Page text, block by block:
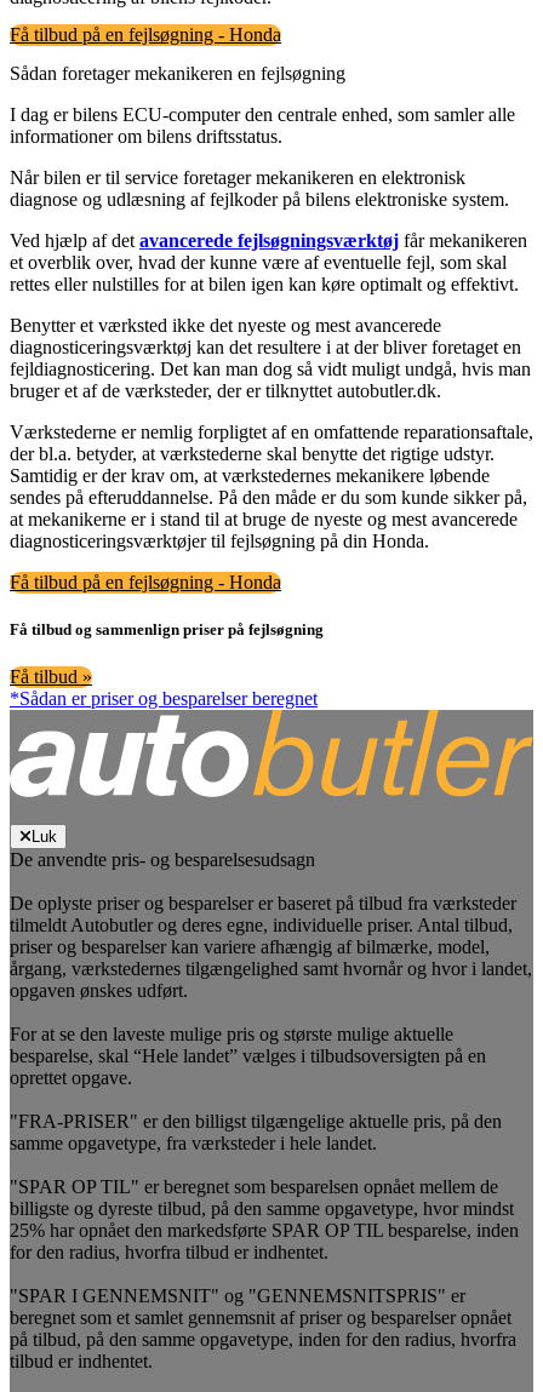
Få tilbud på en fejlsøgning - Honda
Sådan foretager mekanikeren en fejlsøgning
I dag er bilens ECU-computer den centrale enhed, som samler alle
informationer om bilens driftsstatus.
Når bilen er til service foretager mekanikeren en elektronisk
diagnose og udlæsning af fejlkoder på bilens elektroniske system.
Ved hjælp af det avancerede fejlsøgningsværktøj får mekanikeren
et overblik over, hvad der kunne være af eventuelle fejl, som skal
rettes eller nulstilles for at bilen igen kan køre optimalt og effektivt.
Benytter et værksted ikke det nyeste og mest avancerede
diagnosticeringsværktøj kan det resultere i at der bliver foretaget en
fejldiagnosticering. Det kan man dog så vidt muligt undgå, hvis man
bruger et af de værksteder, der er tilknyttet autobutler.dk.
Værkstederne er nemlig forpligtet af en omfattende reparationsaftale,
der bl.a. betyder, at værkstederne skal benytte det rigtige udstyr.
Samtidig er der krav om, at værkstedernes mekanikere løbende
sendes på efteruddannelse. På den måde er du som kunde sikker på,
at mekanikerne er i stand til at bruge de nyeste og mest avancerede
diagnosticeringsværktøjer til fejlsøgning på din Honda.
Få tilbud på en fejlsøgning - Honda
Få tilbud og sammenlign priser på fejlsøgning
Få tilbud »
*Sådan er priser og besparelser beregnet
Luk
De anvendte pris- og besparelsesudsagn
De oplyste priser og besparelser er baseret på tilbud fra værksteder
tilmeldt Autobutler og deres egne, individuelle priser. Antal tilbud,
priser og besparelser kan variere afhængig af bilmærke, model,
årgang, værkstedernes tilgængelighed samt hvornår og hvor i landet,
opgaven ønskes udført.
For at se den laveste mulige pris og største mulige aktuelle
besparelse, skal “Hele landet” vælges i tilbudsoversigten på en
oprettet opgave.
"FRA-PRISER" er den billigst tilgængelige aktuelle pris, på den
samme opgavetype, fra værksteder i hele landet.
"SPAR OP TIL" er beregnet som besparelsen opnået mellem de
billigste og dyreste tilbud, på den samme opgavetype, hvor mindst
25% har opnået den markedsførte SPAR OP TIL besparelse, inden
for den radius, hvorfra tilbud er indhentet.
"SPAR I GENNEMSNIT" og "GENNEMSNITSPRIS" er
beregnet som et samlet gennemsnit af priser og besparelser opnået
på tilbud, på den samme opgavetype, inden for den radius, hvorfra
tilbud er indhentet.